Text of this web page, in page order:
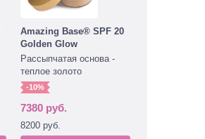
Amazing Base® SPF 20
Golden Glow
Рассыпчатая основа -
теплое золото
-10%
7380 руб.
8200 руб.